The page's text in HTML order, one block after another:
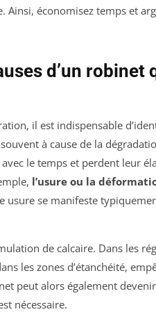
Ainsi, économisez temps et
d’un
il est indispensable
à cause de la
le temps et perdent leur
l’usure ou la
usure se manifeste
de calcaire. Dans les
les zones d’étanchéité,
peut alors également
nécessaire.